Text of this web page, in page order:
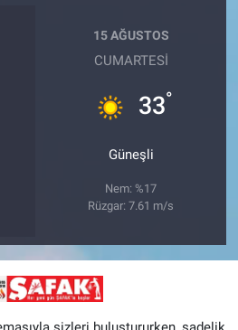
15 AĞUSTOS
CUMARTESI
33°
Güneşli
Nem: %17
Rüzgar: 7.61 m/s